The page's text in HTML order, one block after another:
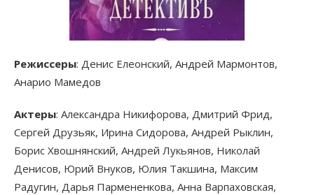
Режиссеры: Денис Елеонский, Андрей Мармонтов,
Анарио Мамедов
Актеры: Александра Никифорова, Дмитрий Фрид,
Сергей Друзьяк, Ирина Сидорова, Андрей Рыклин,
Борис Хвошнянский, Андрей Лукьянов, Николай
Денисов, Юрий Внуков, Юлия Такшина, Максим
Радугин, Дарья Пармененкова, Анна Варпаховская,